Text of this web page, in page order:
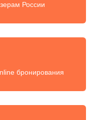
России
бронирования